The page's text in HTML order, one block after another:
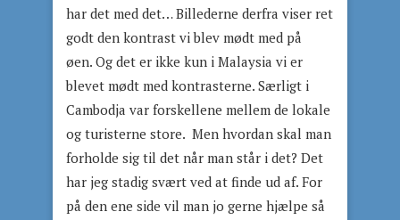
har det med det… Billederne derfra viser ret
godt den kontrast vi blev mødt med på
øen. Og det er ikke kun i Malaysia vi er
blevet mødt med kontrasterne. Særligt i
Cambodja var forskellene mellem de lokale
og turisterne store. Men hvordan skal man
forholde sig til det når man står i det? Det
har jeg stadig svært ved at finde ud af. For
på den ene side vil man jo gerne hjælpe så